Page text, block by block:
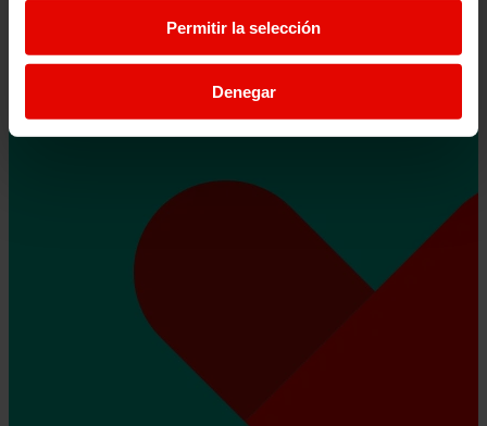
Permitir la selección
Denegar